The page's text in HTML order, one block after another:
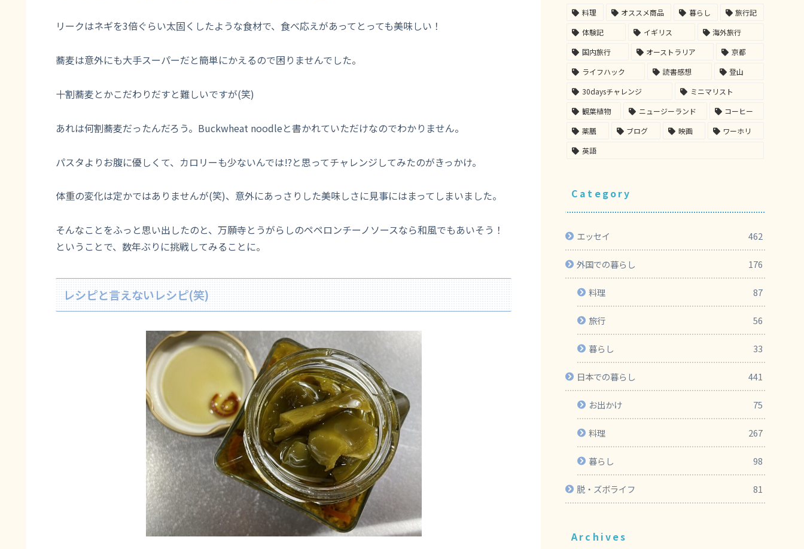
リークはネギを3倍ぐらい太固くしたような食材で、食べ応えがあってとっても美味しい！
蕎麦は意外にも大手スーパーだと簡単にかえるので困りませんでした。
十割蕎麦とかこだわりだすと難しいですが(笑)
あれは何割蕎麦だったんだろう。Buckwheat noodleと書かれていただけなのでわかりません。
パスタよりお腹に優しくて、カロリーも少ないんでは!?と思ってチャレンジしてみたのがきっかけ。
体重の変化は定かではありませんが(笑)、意外にあっさりした美味しさに見事にはまってしまいました。
そんなことをふっと思い出したのと、万願寺とうがらしのペペロンチーノソースなら和風でもあいそう！
ということで、数年ぶりに挑戦してみることに。
レシピと言えないレシピ(笑)
料理 オススメ商品 暮らし
旅行記
体験記
イギリス
海外旅行
国内旅行
オーストラリア
京都
ライフハック
読書感想
登山
30daysチャレンジ
ミニマリスト
観葉植物
ニュージーランド
コーヒー
薬膳
ブログ 映画
ワーホリ
英語
Category
エッセイ 462
外国での暮らし 176
料理 87
旅行 56
暮らし 33
日本での暮らし 441
お出かけ 75
料理 267
暮らし 98
脱・ズボライフ 81
Archives